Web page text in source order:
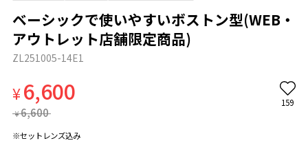
ベーシックで使いやすいボストン型(WEB・
アウトレット店舗限定商品)
ZL251005-14E1
¥6,600
¥ 6,600
159
※セットレンズ込み